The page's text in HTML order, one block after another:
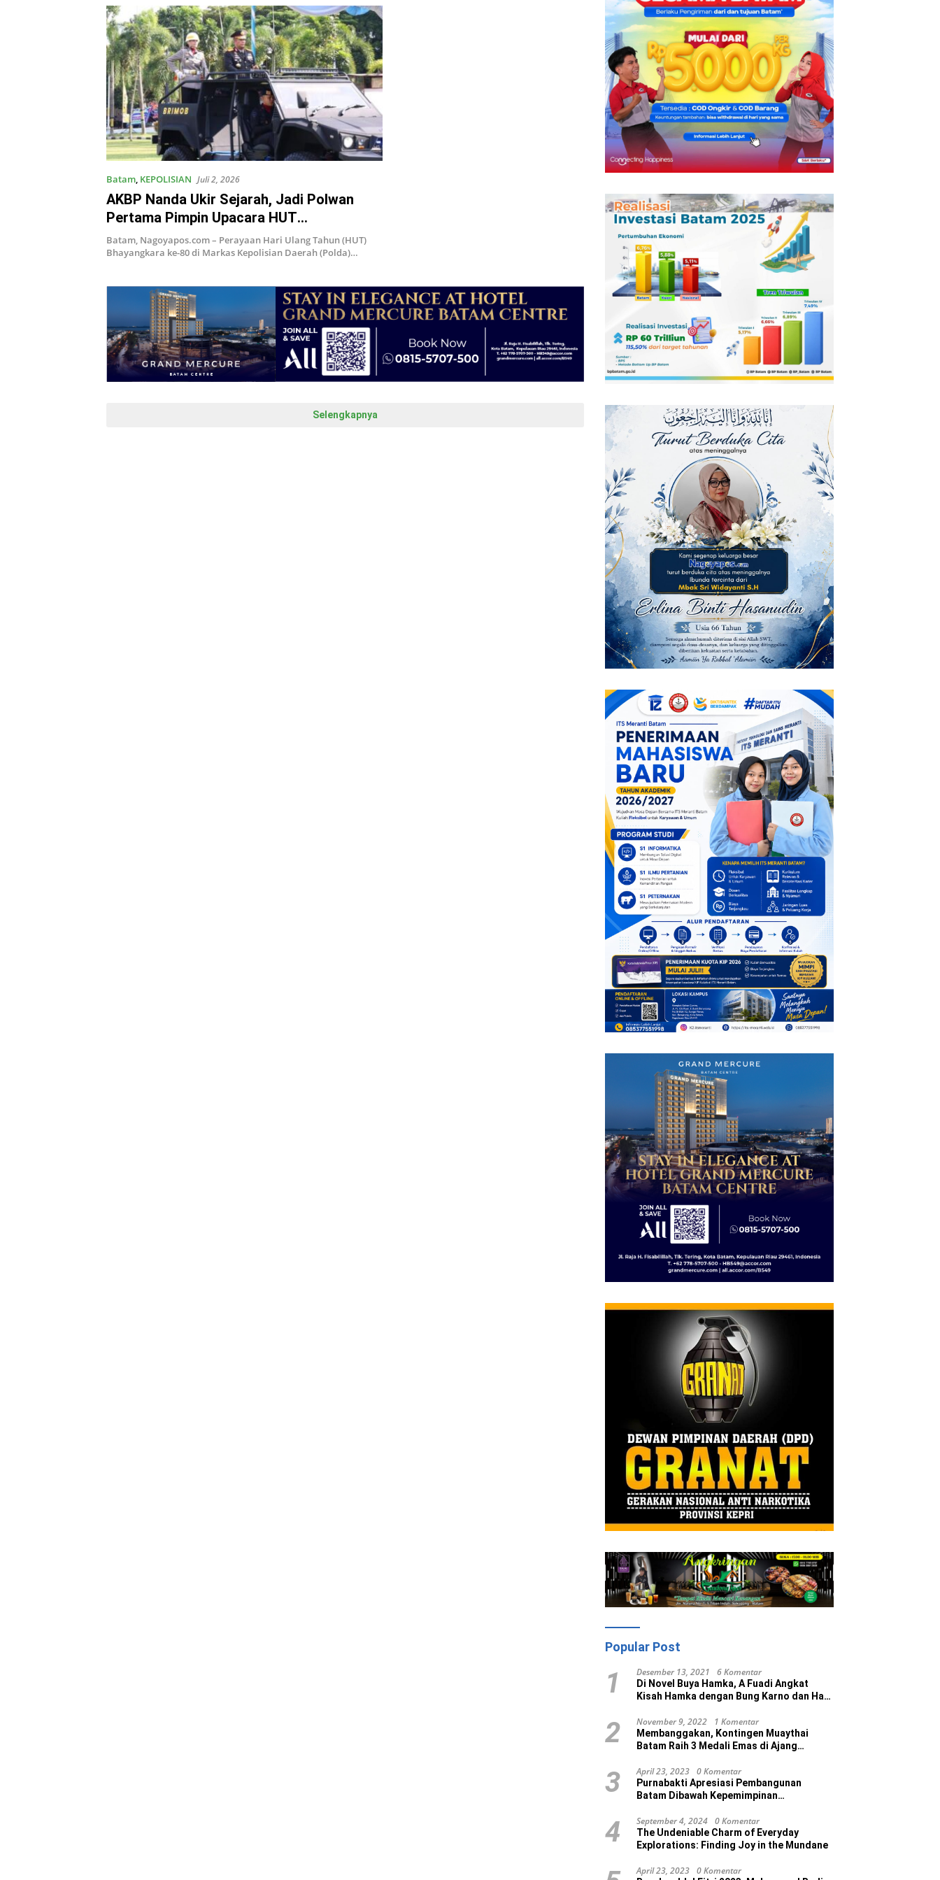
Batam, KEPOLISIAN Juli 2, 2026
AKBP Nanda Ukir Sejarah, Jadi Polwan
Pertama Pimpin Upacara HUT
Bhayangkara di Polda Kepri
Batam, Nagoyapos.com – Perayaan Hari Ulang Tahun (HUT)
Bhayangkara ke-80 di Markas Kepolisian Daerah (Polda)…
Selengkapnya
Popular Post
1 Desember 13, 2021 6 Komentar
Di Novel Buya Hamka, A Fuadi Angkat
Kisah Hamka dengan Bung Karno dan Haji
2 November 9, 2022 1 Komentar
Membanggakan, Kontingen Muaythai
Batam Raih 3 Medali Emas di Ajang
3 April 23, 2023 0 Komentar
Purnabakti Apresiasi Pembangunan
Batam Dibawah Kepemimpinan
4 September 4, 2024 0 Komentar
The Undeniable Charm of Everyday
Explorations: Finding Joy in the Mundane
April 23, 2023 0 Komentar